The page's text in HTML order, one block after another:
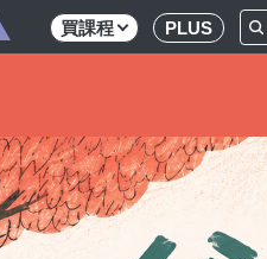
買課程 PLUS